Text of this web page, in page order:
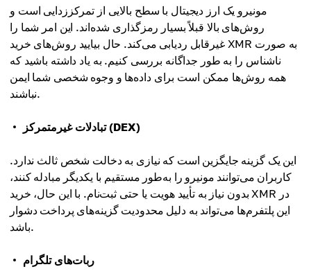
مونیرو یک ارز دیجیتال با سطح بالایی از تمرکززدایی است و
روش‌های بالا قبلاً بسیار رمزگذاری شده‌اند. این امر شما را
غیرقابل ردیابی می‌کند. حال بیایید روش‌های خرید XMR به صورت
ناشناس را به طور جداگانه بررسی کنیم. به یاد داشته باشید که
همه روش‌ها ممکن است برای داده‌ها و وجوه شخصی شما ایمن
نباشند.
تبادلات غیرمتمرکز (DEX)
این یک گزینه جایگزین است که نیازی به دخالت شخص ثالث ندارد.
کاربران می‌توانند مونیرو را به‌طور مستقیم با یکدیگر مبادله کنند،
بدون نیاز به تأیید هویت یا حتی ثبت‌نام. با این حال، خرید XMR در
این پلتفرم‌ها می‌تواند به دلیل محدودیت گزینه‌های پرداخت دشوار
باشد.
ربات‌های تلگرام